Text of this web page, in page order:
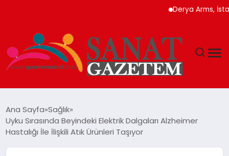
Derya Arms,
TEKNOLOJI
Ana Sayfa Sağlık
Uyku Sırasında Beyindeki Elektrik Dalgaları Alzheimer
Hastalığı İle İlişkili Atık Ürünleri Taşıyor